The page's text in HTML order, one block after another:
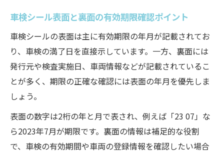
車検シール表面と裏面の有効期限確認ポイント
車検シールの表面は主に有効期限の年月が記載されてお
り、車検の満了日を直接示しています。一方、裏面には
発行元や検査実施日、車両情報などが記載されているこ
とが多く、期限の正確な確認には表面の年月を優先しま
しょう。
表面の数字は2桁の年と月で表され、例えば「23 07」な
ら2023年7月が期限です。裏面の情報は補足的な役割
で、車検の有効期間や車両の登録情報を確認したい場合